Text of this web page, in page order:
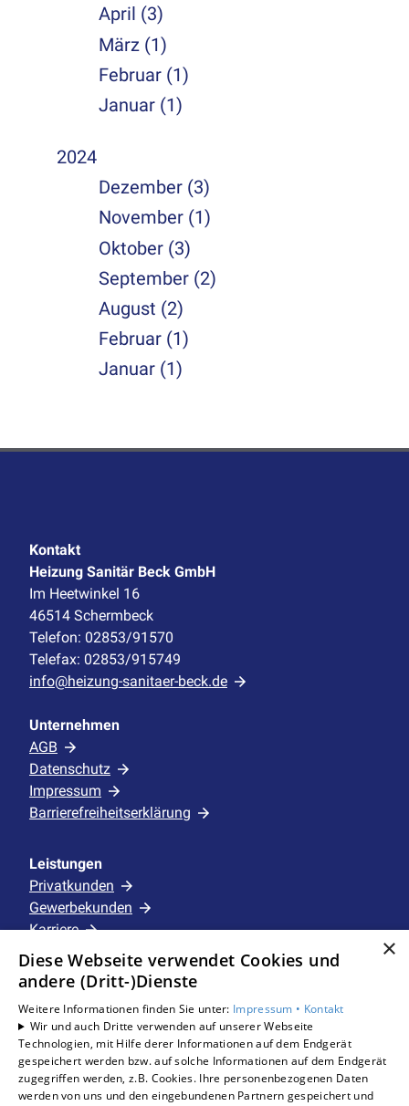
April (3)
März (1)
Februar (1)
Januar (1)
2024
Dezember (3)
November (1)
Oktober (3)
September (2)
August (2)
Februar (1)
Januar (1)
Kontakt
Heizung Sanitär Beck GmbH
Im Heetwinkel 16
46514 Schermbeck
Telefon: 02853/91570
Telefax: 02853/915749
info@heizung-sanitaer-beck.de
Unternehmen
AGB
Datenschutz
Impressum
Barrierefreiheitserklärung
Leistungen
Privatkunden
Gewerbekunden
Karriere
Unternehmen
Standorte
Schermbeck
Um externe HTML-Inhalte anzuzeigen, benötigen
×
Diese Webseite verwendet Cookies und
andere (Dritt-)Dienste
Weitere Informationen finden Sie unter: Impressum • Kontakt
Wir und auch Dritte verwenden auf unserer Webseite
Technologien, mit Hilfe derer Informationen auf dem Endgerät
gespeichert werden bzw. auf solche Informationen auf dem Endgerät
zugegriffen werden, z.B. Cookies. Ihre personenbezogenen Daten
werden von uns und den eingebundenen Partnern gespeichert und